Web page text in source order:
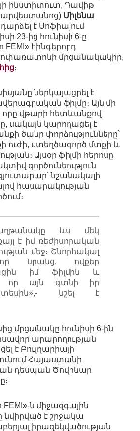
ինստիտուտ, Դավիթ
Միլենա
դարձել է Սոֆիայում
23-ից հունիսի 6-ը
FEMI» հինգերորդ
մրցանակակիր,
։
ներկայացրել է
ֆիլմը։ Այն մի
որը վթարի հետևանքով
սակայն կարողացել է
ծանր փորձությունները՝
ուժի, ստեղծագործ մտքի և
Այսօր ֆիլմի հերոսը
գործունեություն
նշանակալի
հասարակության
ևս մեկ
է իմ ռեժիսորական
մեջ։ Շնորհակալ
նրանց, ովքեր
իմ ֆիլմին և
որ այն գտնի իր
նշել է
մրցանակը հունիսի 6-ին
արարողության
է Բուլղարիայի
Հայաստանի
դեսպան Ծովինար
FEMI»-ն միջազգային
է շրջակա
իրազեկվածության